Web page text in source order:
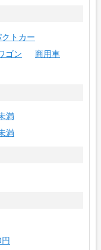
トカー
ゴン
商用車
満
満